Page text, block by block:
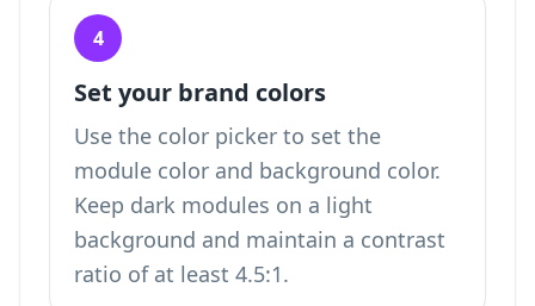
4
Set your brand colors
Use the color picker to set the
module color and background color.
Keep dark modules on a light
background and maintain a contrast
ratio of at least 4.5:1.